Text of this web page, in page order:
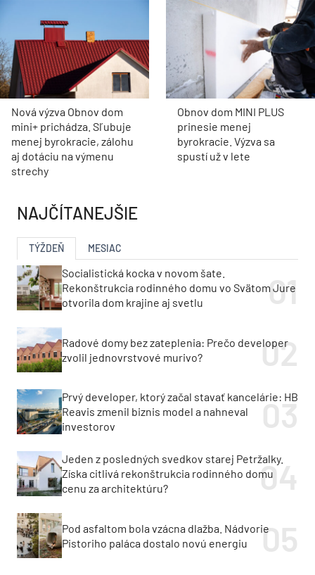
Nová výzva Obnov dom
mini+ prichádza. Sľubuje
menej byrokracie, zálohu
aj dotáciu na výmenu
strechy
Obnov dom MINI PLUS
prinesie menej
byrokracie. Výzva sa
spustí už v lete
NAJČÍTANEJŠIE
TÝŽDEŇ MESIAC
Socialistická kocka v novom šate.
Rekonštrukcia rodinného domu vo Svätom Jure
otvorila dom krajine aj svetlu
Radové domy bez zateplenia: Prečo developer
zvolil jednovrstvové murivo?
Prvý developer, ktorý začal stavať kancelárie: HB
Reavis zmenil biznis model a nahneval
investorov
Jeden z posledných svedkov starej Petržalky.
Získa citlivá rekonštrukcia rodinného domu
cenu za architektúru?
Pod asfaltom bola vzácna dlažba. Nádvorie
Pistoriho paláca dostalo novú energiu